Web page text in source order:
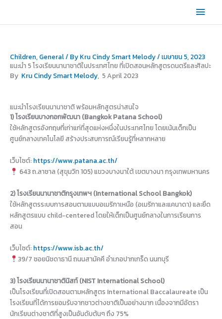
content
Main
Children, General/ By Kru Cindy Smart Melody/เมษายน 5, 2023
แนะนำ 5 โรงเรียนนานาชาติในประเทศไทย ที่เปิดสอนหลักสูตรดนตรีและศิลปะ
By Kru Cindy Smart Melody, 5 April 2023
แนะนำโรงเรียนนานาชาติ พร้อมหลักสูตรน่าสนใจ
1) โรงเรียนบางกอกพัฒนา (Bangkok Patana School)
ใช้หลักสูตรอังกฤษที่เก่าแก่ที่สุดแห่งหนึ่งในประเทศไทย โดยเน้นเด็กเป็น
ศูนย์กลางเทคโนโลยี สร้างประสบการณ์เรียนรู้ที่หลากหลาย
เว็บไซต์: https://www.patana.ac.th/
643 ถ.ลาซาล (สุขุมวิท 105) แขวงบางนาใต้ เขตบางนา กรุงเทพมหานคร
2) โรงเรียนนานาชาติกรุงเทพฯ (International School Bangkok)
ใช้หลักสูตรระบบการสอนตามแบบอเมริกาเหนือ (อเมริกาและแคนาดา) และยึด
หลักสูตรแบบ child-centered โดยให้เด็กเป็นศูนย์กลางในการเรียนการ
สอน
เว็บไซต์: https://www.isb.ac.th/
39/7 ซอยนิชดาธานี ถนนสามัคคี อำเภอปากเกร็ด นนทบุรี
3) โรงเรียนนานาชาตินิสท์ (NIST International School)
เป็นโรงเรียนที่เปิดสอนตามหลักสูตร International Baccalaureate เป็น
โรงเรียนที่ได้การยอมรับจากชาวต่างชาติเป็นอย่างมาก เนื่องจากมีอัตรา
นักเรียนต่างชาติที่สูงเป็นอันดับต้นๆ ถึง 75%